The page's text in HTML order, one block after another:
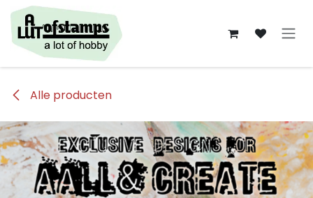
Overslaan naar inhoud
Alle producten